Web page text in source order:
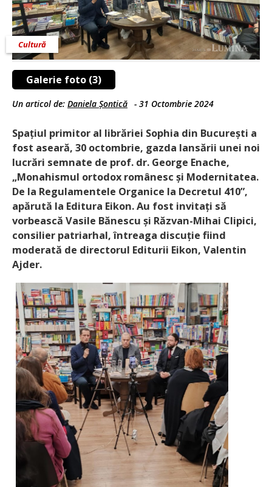
Galerie foto (3)
Cultură
Un articol de: Daniela Șontică - 31 Octombrie 2024
Spațiul primitor al librăriei Sophia din București a
fost aseară, 30 octombrie, gazda lansării unei noi
lucrări semnate de prof. dr. George Enache,
„Monahismul ortodox românesc și Modernitatea.
De la Regulamentele Organice la Decretul 410”,
apărută la Editura Eikon. Au fost invitați să
vorbească Vasile Bănescu și Răzvan-Mihai Clipici,
consilier patriarhal, întreaga discuție fiind
moderată de directorul Editurii Eikon, Valentin
Ajder.